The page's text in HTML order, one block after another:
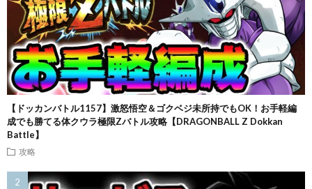
【ドッカンバトル1157】激怒悟空＆ゴクベジ未所持でもOK！お手軽編
成でも勝てる体クウラ極限Zバトル攻略【DRAGONBALL Z Dokkan
Battle】
攻略